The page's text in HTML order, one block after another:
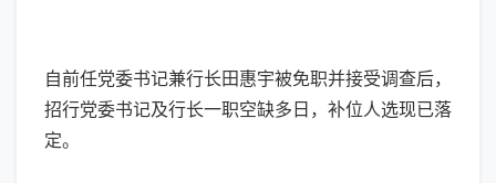
自前任党委书记兼行长田惠宇被免职并接受调查后，
招行党委书记及行长一职空缺多日，补位人选现已落
定。